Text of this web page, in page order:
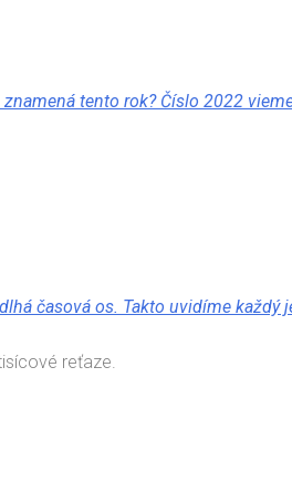
tento rok? Číslo 2022
časová os. Takto uvidíme
reťaze.